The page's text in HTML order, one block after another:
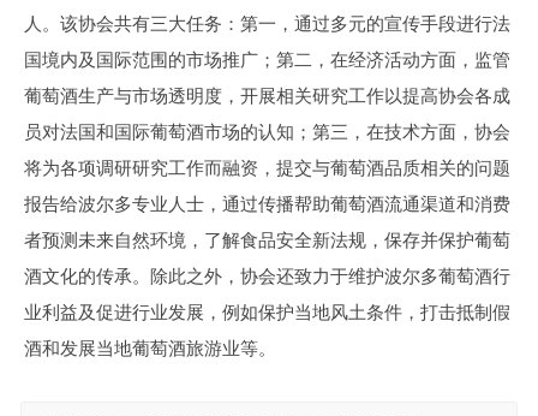
人。该协会共有三大任务：第一，通过多元的宣传手段进行法
国境内及国际范围的市场推广；第二，在经济活动方面，监管
葡萄酒生产与市场透明度，开展相关研究工作以提高协会各成
员对法国和国际葡萄酒市场的认知；第三，在技术方面，协会
将为各项调研研究工作而融资，提交与葡萄酒品质相关的问题
报告给波尔多专业人士，通过传播帮助葡萄酒流通渠道和消费
者预测未来自然环境，了解食品安全新法规，保存并保护葡萄
酒文化的传承。除此之外，协会还致力于维护波尔多葡萄酒行
业利益及促进行业发展，例如保护当地风土条件，打击抵制假
酒和发展当地葡萄酒旅游业等。